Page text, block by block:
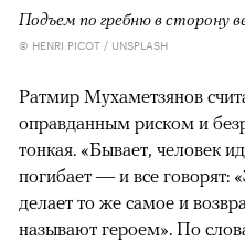
Подъем по гребню в сторону
© HENRI PICOT / UNSPLASH
Ратмир Мухаметзянов
оправданным риском и
тонкая. «Бывает, человек
погибает — и все говорят:
делает то же самое и
называют героем». По